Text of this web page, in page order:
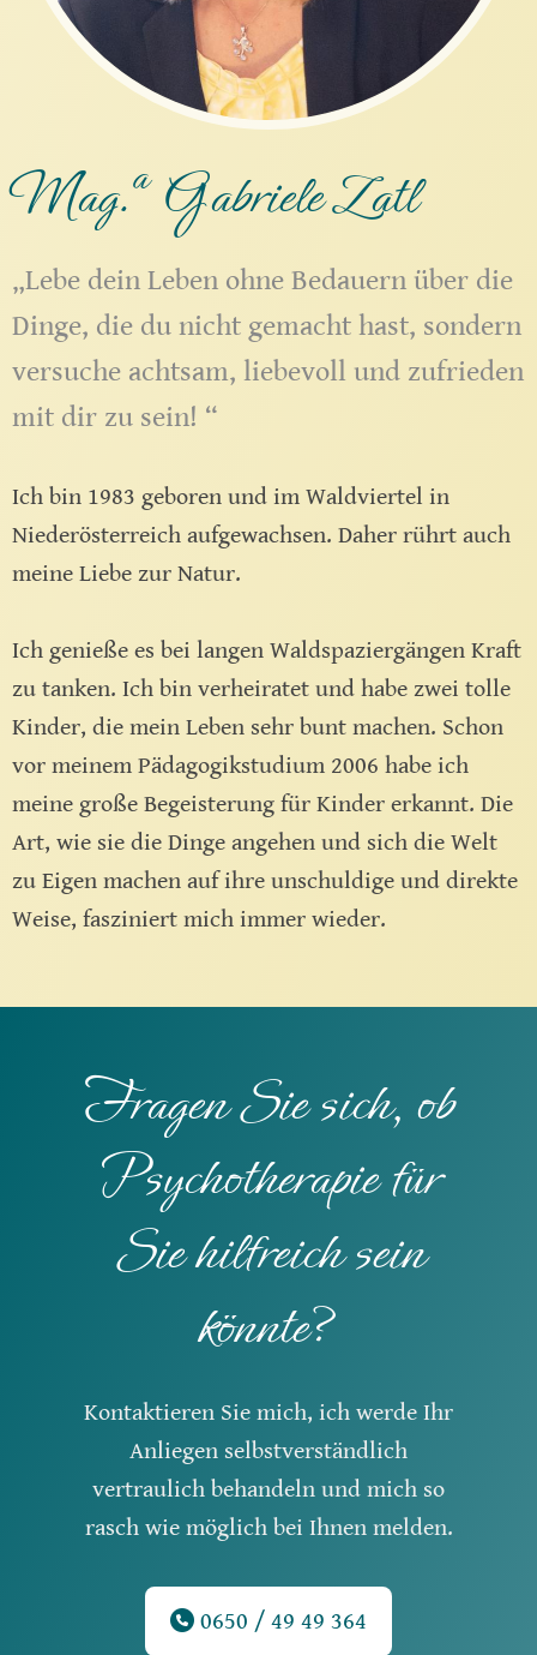
Mag.aGabriele Zatl
„Lebe dein Leben ohne Bedauern über die
Dinge, die du nicht gemacht hast, sondern
versuche achtsam, liebevoll und zufrieden
mit dir zu sein! “
Ich bin 1983 geboren und im Waldviertel in
Niederösterreich aufgewachsen. Daher rührt auch
meine Liebe zur Natur.
Ich genieße es bei langen Waldspaziergängen Kraft
zu tanken. Ich bin verheiratet und habe zwei tolle
Kinder, die mein Leben sehr bunt machen. Schon
vor meinem Pädagogikstudium 2006 habe ich
meine große Begeisterung für Kinder erkannt. Die
Art, wie sie die Dinge angehen und sich die Welt
zu Eigen machen auf ihre unschuldige und direkte
Weise, fasziniert mich immer wieder.
Fragen Sie sich, ob
Psychotherapie für
Sie hilfreich sein
könnte?
Kontaktieren Sie mich, ich werde Ihr
Anliegen selbstverständlich
vertraulich behandeln und mich so
rasch wie möglich bei Ihnen melden.
0650 / 49 49 364